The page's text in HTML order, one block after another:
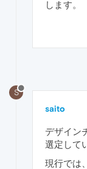
します。
S
saito
デザイン
選定して
現行では